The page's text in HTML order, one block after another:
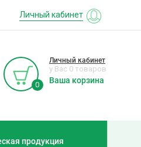
Личный кабинет
0
Личный кабинет
у Вас 0 товаров
Ваша корзина
продукция